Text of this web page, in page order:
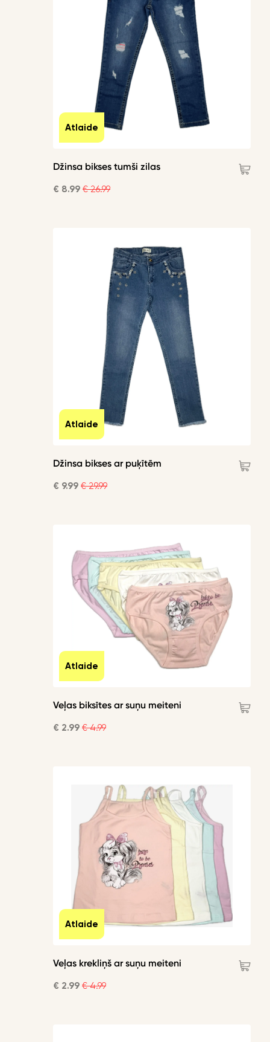
Atlaide
Džinsa bikses tumši zilas
€ 8.99 € 26.99
Atlaide
Džinsa bikses ar puķītēm
€ 9.99 € 29.99
Atlaide
Veļas biksītes ar suņu meiteni
€ 2.99 € 4.99
Atlaide
Veļas krekliņš ar suņu meiteni
€ 2.99 € 4.99